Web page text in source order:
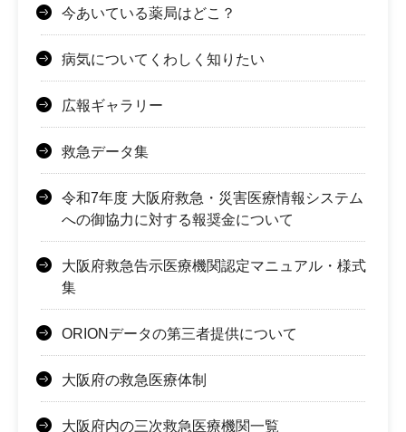
今あいている薬局はどこ？
病気についてくわしく知りたい
広報ギャラリー
救急データ集
令和7年度 大阪府救急・災害医療情報システム
への御協力に対する報奨金について
大阪府救急告示医療機関認定マニュアル・様式
集
ORIONデータの第三者提供について
大阪府の救急医療体制
大阪府内の三次救急医療機関一覧